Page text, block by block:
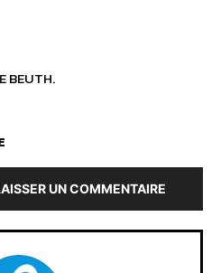
BEUTH.
UN COMMENTAIRE